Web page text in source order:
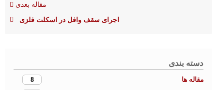
دسته بندی
مقاله ها 8
مقاله بعدی
اجرای سقف وافل در اسکلت فلزی